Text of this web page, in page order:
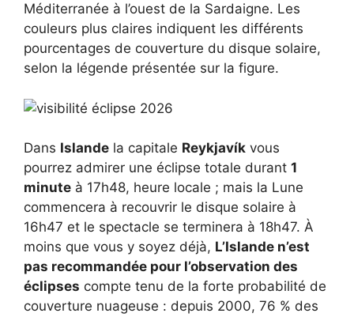
Méditerranée à l’ouest de la Sardaigne. Les
couleurs plus claires indiquent les différents
pourcentages de couverture du disque solaire,
selon la légende présentée sur la figure.
Dans Islande la capitale Reykjavík vous
pourrez admirer une éclipse totale durant 1
minute à 17h48, heure locale ; mais la Lune
commencera à recouvrir le disque solaire à
16h47 et le spectacle se terminera à 18h47. À
moins que vous y soyez déjà, L’Islande n’est
pas recommandée pour l’observation des
éclipses compte tenu de la forte probabilité de
couverture nuageuse : depuis 2000, 76 % des